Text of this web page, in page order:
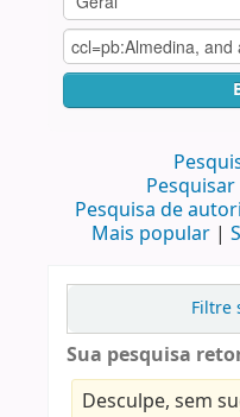
Pesquisa de
Mais popular
Filtre
Sua pesquisa
Desculpe, sem